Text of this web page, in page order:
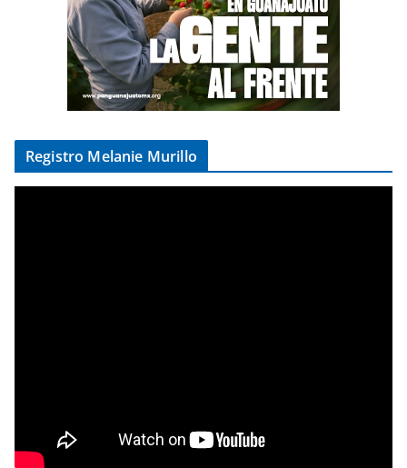
Registro Melanie Murillo